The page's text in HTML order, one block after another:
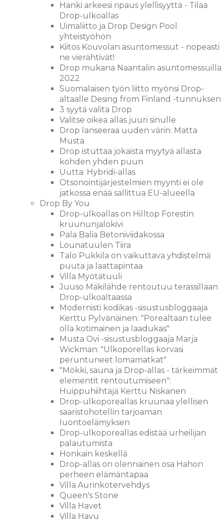
Hanki arkeesi ripaus ylellisyyttä - Tilaa
Drop-ulkoallas
Uimaliitto ja Drop Design Pool
yhteistyöhön
Kiitos Kouvolan asuntomessut - nopeasti
ne vierähtivät!
Drop mukana Naantalin asuntomessuilla
2022
Suomalaisen työn liitto myönsi Drop-
altaalle Desing from Finland -tunnuksen
3 syytä valita Drop
Valitse oikea allas juuri sinulle
Drop lanseeraa uuden värin: Matta
Musta
Drop istuttaa jokaista myytyä allasta
kohden yhden puun
Uutta: Hybridi-allas
Otsonointijärjestelmien myynti ei ole
jatkossa enää sallittua EU-alueella
Drop By You
Drop-ulkoallas on Hilltop Forestin
kruununjalokivi
Pala Balia Betoniviidakossa
Lounatuulen Tiira
Talo Pukkila on vaikuttava yhdistelmä
puuta ja laattapintaa
Villa Myötätuuli
Juuso Mäkilähde rentoutuu terassillaan
Drop-ulkoaltaassa
Modernisti kodikas -sisustusbloggaaja
Kerttu Pylvänäinen: "Porealtaan tulee
olla kotimainen ja laadukas"
Musta Ovi -sisustusbloggaaja Marja
Wickman: "Ulkoporellas korvasi
peruntuneet lomamatkat"
"Mökki, sauna ja Drop-allas - tärkeimmät
elementit rentoutumiseen":
Huippuhiihtäjä Kerttu Niskanen
Drop-ulkoporeallas kruunaa ylellisen
saaristohotellin tarjoaman
luontoelämyksen
Drop-ulkoporeallas edistää urheilijan
palautumista
Honkain keskellä
Drop-allas on olennainen osa Hahon
perheen elämäntapaa
Villa Aurinkotervehdys
Queen's Stone
Villa Havet
Villa Havu